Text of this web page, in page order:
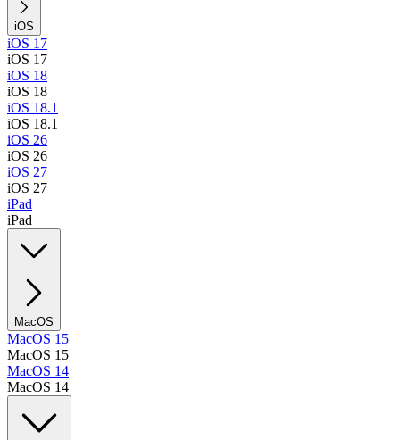
iOS
iOS 17
iOS 17
iOS 18
iOS 18
iOS 18.1
iOS 18.1
iOS 26
iOS 26
iOS 27
iOS 27
iPad
iPad
MacOS
MacOS 15
MacOS 15
MacOS 14
MacOS 14